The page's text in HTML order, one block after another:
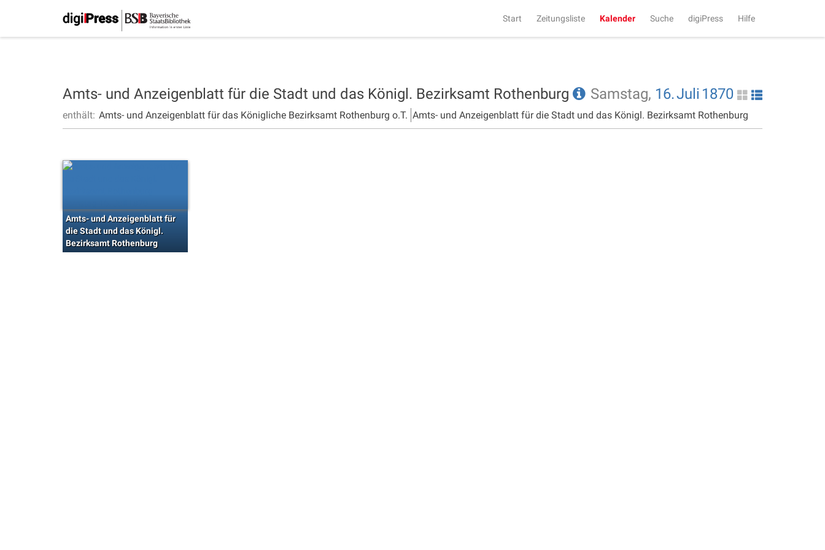
Start Zeitungsliste Kalender Suche digiPress Hilfe
Amts- und Anzeigenblatt für die Stadt und das Königl. Bezirksamt Rothenburg Samstag, 16.Juli 1870
enthält: Amts- und Anzeigenblatt für das Königliche Bezirksamt Rothenburg o.T. Amts- und Anzeigenblatt für die Stadt und das Königl. Bezirksamt Rothenburg
Amts- und Anzeigenblatt für
die Stadt und das Königl.
Bezirksamt Rothenburg